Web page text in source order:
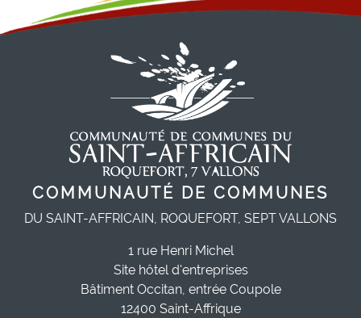
COMMUNAUTÉ DE COMMUNES
DU SAINT-AFFRICAIN, ROQUEFORT, SEPT VALLONS
1 rue Henri Michel
Site hôtel d'entreprises
Bâtiment Occitan, entrée Coupole
12400 Saint-Affrique